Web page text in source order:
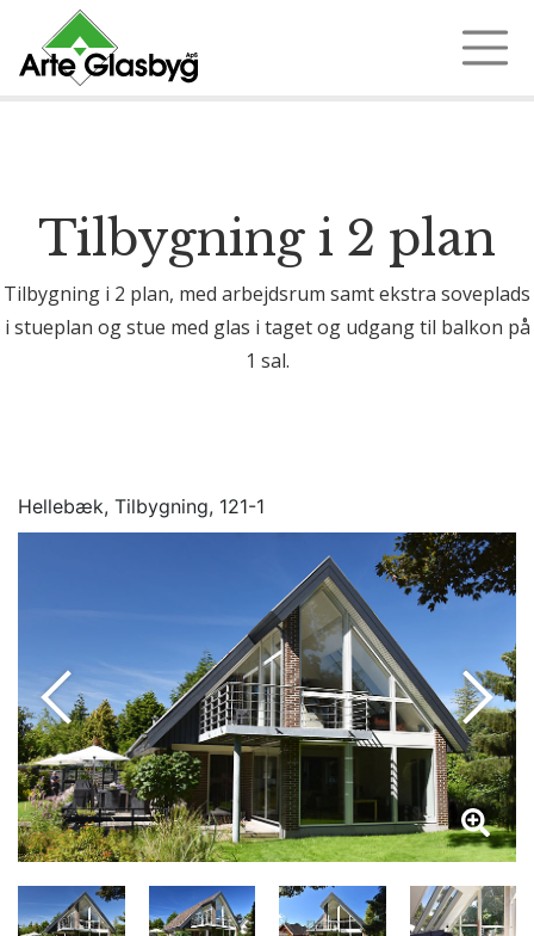
Tilbygning i 2 plan
Tilbygning i 2 plan, med arbejdsrum samt ekstra soveplads
i stueplan og stue med glas i taget og udgang til balkon på
1 sal.
Hellebæk, Tilbygning, 121-1